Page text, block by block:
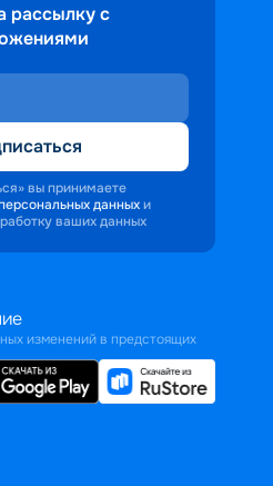
рассылку с
вы принимаете
данных и
ваших данных
изменений в предстоящих